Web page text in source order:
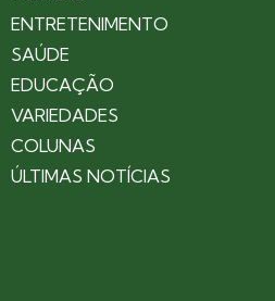
ENTRETENIMENTO
SAÚDE
EDUCAÇÃO
VARIEDADES
COLUNAS
ÚLTIMAS NOTÍCIAS